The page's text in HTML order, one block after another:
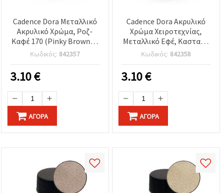
Cadence Dora Μεταλλικό
Ακρυλικό Χρώμα, Ροζ-
Καφέ 170 (Pinky Brown) –
50 ml | Χρώμα
χειροτεχνίας με ιριδίζον
φινίρισμα για DIY, ξύλο,
καμβά & χαρτί
Κωδικός: 842357
3.10€
ΑΓΟΡΆ
Cadence Dora Ακρυλικό
Χρώμα Χειροτεχνίας,
Μεταλλικό Εφέ, Καστανό
168, 50 ml
Κωδικός: 842358
3.10€
ΑΓΟΡΆ